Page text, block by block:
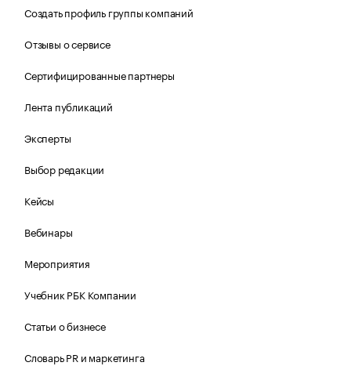
Создать профиль группы компаний
Отзывы о сервисе
Сертифицированные партнеры
Лента публикаций
Эксперты
Выбор редакции
Кейсы
Вебинары
Мероприятия
Учебник РБК Компании
Статьи о бизнесе
Словарь PR и маркетинга